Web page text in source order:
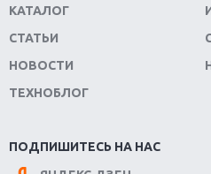
Switch
Обзор игры The Crew 2:
Важнейшие анонсы E3 2018
Крупнейшие релизы мая:
КАТАЛОГ
СТАТЬИ
НОВОСТИ
ТЕХНОБЛОГ
ПОДПИШИТЕСЬ НА НАС